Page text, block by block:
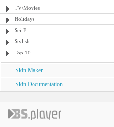
TV/Movies
Holidays
Sci-Fi
Stylish
Top 10
Skin Maker
Skin Documentation